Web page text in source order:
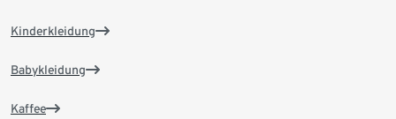
Kinderkleidung
Babykleidung
Kaffee